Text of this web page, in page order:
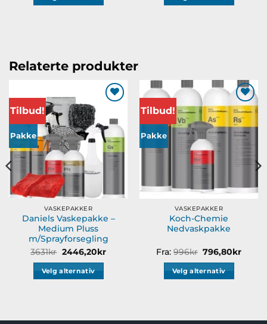
Relaterte produkter
Tilbud!
Pakke
Legg til
ønskeliste
VASKEPAKKER
Daniels Vaskepakke –
Medium Pluss
m/Sprayforsegling
3631kr Opprinnelig
var:
3631kr.
2446,20krNåværende
Velg alternativ
Tilbud!
Pakke
Legg til
ønskeliste
VASKEPAKKER
Koch-Chemie
Nedvaskpakke
Fra: 996kr Opprinnelig
var:
996kr.
796,80kr
Velg alternativ